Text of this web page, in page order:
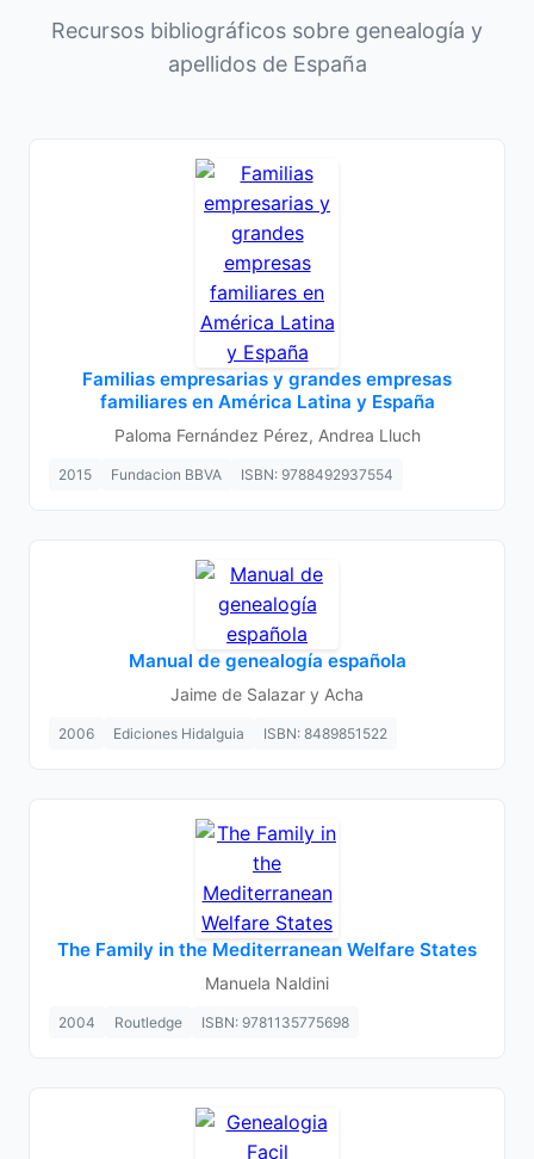
Recursos bibliográficos sobre genealogía y
apellidos de España
Familias empresarias y grandes empresas
familiares en América Latina y España
Paloma Fernández Pérez, Andrea Lluch
2015 Fundacion BBVA ISBN: 9788492937554
Manual de genealogía española
Jaime de Salazar y Acha
2006 Ediciones Hidalguia ISBN: 8489851522
The Family in the Mediterranean Welfare States
Manuela Naldini
2004 Routledge ISBN: 9781135775698